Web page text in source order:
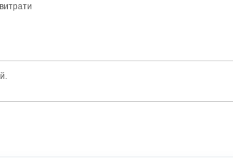
витрати